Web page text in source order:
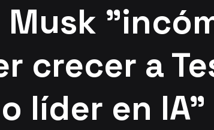
Musk
crecer a
líder en IA"